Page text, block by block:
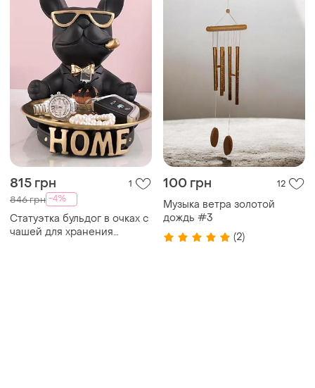
815 грн 1
846 грн -4%
Статуэтка бульдог в очках с
чашей для хранения
100 грн 12
Музыка ветра золотой
дождь #3
(2)